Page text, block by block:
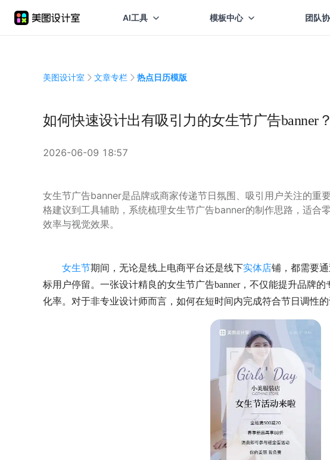
AI工具 模板中心 团队
美图设计室 文章专栏 热点日历模版
如何快速设计出有吸引力的女生节广告banner？
2026-06-09 18:57
女生节广告banner是品牌或商家传递节日氛围、吸引用户关注的重
格建议到工具辅助，系统梳理女生节广告banner的制作思路，适合
效率与视觉效果。
女生节期间，无论是线上电商平台还是线下实体店铺，都需要
标用户停留。一张设计精良的女生节广告banner，不仅能提升品牌
化率。对于非专业设计师而言，如何在短时间内完成符合节日调性的